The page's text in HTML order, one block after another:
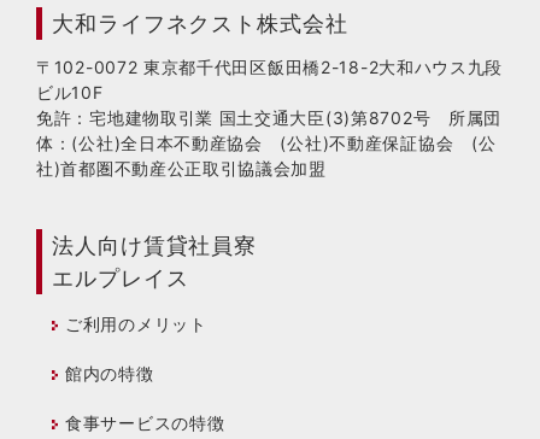
大和ライフネクスト株式会社
〒102-0072 東京都千代田区飯田橋2-18-2大和ハウス九段
ビル10F
免許：宅地建物取引業 国土交通大臣(3)第8702号 所属団
体：(公社)全日本不動産協会 (公社)不動産保証協会 (公
社)首都圏不動産公正取引協議会加盟
法人向け賃貸社員寮
エルプレイス
ご利用のメリット
館内の特徴
食事サービスの特徴